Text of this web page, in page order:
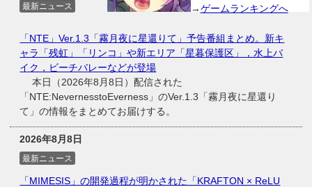
→ゲームランキングへ
最新ニュース
「NTE」Ver.1.3「霧月夜に星還りて」予告番組まとめ。新キ
ャラ「残虹」「リンコ」や新エリア「星暮保護区」，水上バ
イク，ビーチバレーなどが登場
本日（2026年8月8日）配信された
「NTE:NevernesstoEverness」のVer.1.3「霧月夜に星還り
て」の情報をまとめてお届けする。
2026年8月8日
最新ニュース
「MIMESIS」の開発過程が明かされた「KRAFTON × ReLU